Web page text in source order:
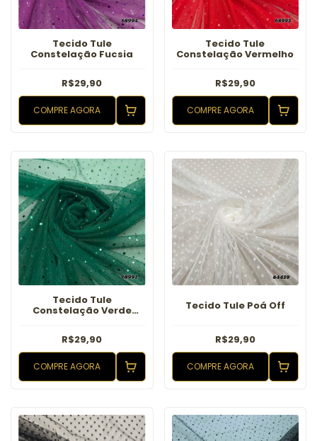
Tecido Tule
Constelação Fucsia
R$29,90
COMPRE AGORA
Tecido Tule
Constelação Vermelho
R$29,90
COMPRE AGORA
Tecido Tule
Constelação Verde
R$29,90
COMPRE AGORA
Tecido Tule Poá Off
R$29,90
COMPRE AGORA